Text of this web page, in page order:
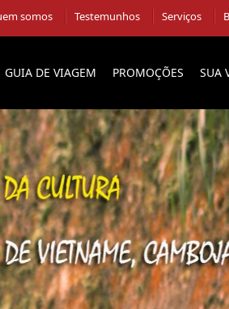
somos Testemunhos Serviços
GUIA DE VIAGEM PROMOÇÕES SUA